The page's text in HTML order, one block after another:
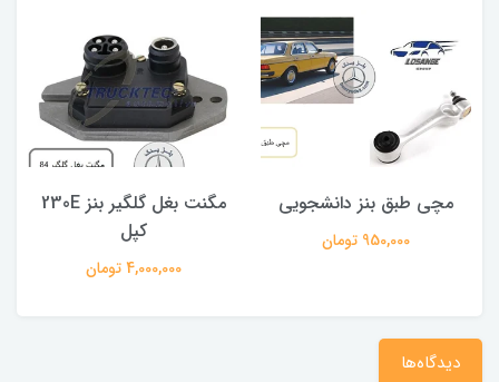
بنز دانشجویی
مگنت بغل گلگیر بنز 230E
لوازم سه راهی
دیدگاه‌ها